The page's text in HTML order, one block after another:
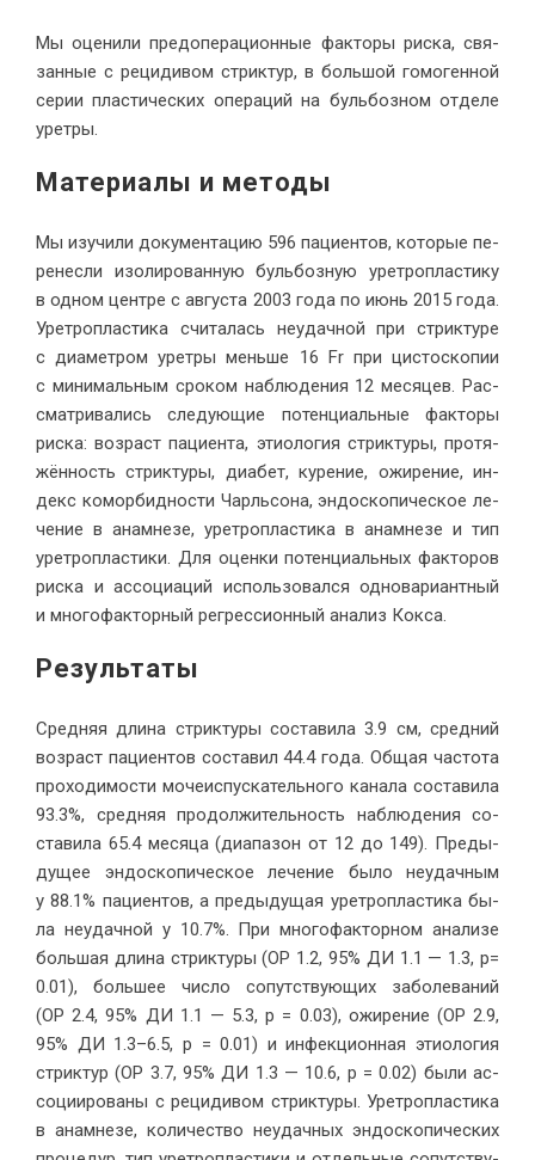
Мы оце­ни­ли пред­опе­ра­ци­он­ные фак­то­ры рис­ка, свя­
зан­ные с ре­ци­ди­вом стрик­тур, в боль­шой го­мо­ген­ной
се­рии пла­сти­че­ских опе­ра­ций на буль­боз­ном от­де­ле
уретры.
Ма­те­ри­а­лы и методы
Мы изу­чи­ли до­ку­мен­та­цию 596 па­ци­ен­тов, ко­то­рые пе­
ре­нес­ли изо­ли­ро­ван­ную буль­боз­ную урет­ро­пла­сти­ку
в од­ном цен­тре с ав­гу­ста 2003 го­да по июнь 2015 го­да.
Урет­ро­пла­сти­ка счи­та­лась неудач­ной при стрик­ту­ре
с диа­мет­ром урет­ры мень­ше 16 Fr при ци­сто­ско­пии
с ми­ни­маль­ным сро­ком на­блю­де­ния 12 ме­ся­цев. Рас­
смат­ри­ва­лись сле­ду­ю­щие по­тен­ци­аль­ные фак­то­ры
рис­ка: воз­раст па­ци­ен­та, этио­ло­гия стрик­ту­ры, про­тя­
жён­ность стрик­ту­ры, диа­бет, ку­ре­ние, ожи­ре­ние, ин­
декс ко­мор­бид­но­сти Чарль­со­на, эн­до­ско­пи­че­ское ле­
че­ние в ана­мне­зе, урет­ро­пла­сти­ка в ана­мне­зе и тип
урет­ро­пла­сти­ки. Для оцен­ки по­тен­ци­аль­ных фак­то­ров
рис­ка и ас­со­ци­а­ций ис­поль­зо­вал­ся од­но­ва­ри­ант­ный
и мно­го­фак­тор­ный ре­грес­си­он­ный ана­лиз Кокса.
Ре­зультаты
Сред­няя дли­на стрик­ту­ры со­ста­ви­ла 3.9 см, сред­ний
воз­раст па­ци­ен­тов со­ста­вил 44.4 го­да. Об­щая ча­сто­та
про­хо­ди­мо­сти мо­че­ис­пус­ка­тель­но­го ка­на­ла со­ста­ви­ла
93.3%, сред­няя про­дол­жи­тель­ность на­блю­де­ния со­
ста­ви­ла 65.4 ме­ся­ца (диа­па­зон от 12 до 149). Преды­
ду­щее эн­до­ско­пи­че­ское ле­че­ние бы­ло неудач­ным
у 88.1% па­ци­ен­тов, а преды­ду­щая урет­ро­пла­сти­ка бы­
ла неудач­ной у 10.7%. При мно­го­фак­тор­ном ана­ли­зе
боль­шая дли­на стрик­ту­ры (ОР 1.2, 95% ДИ 1.1 — 1.3, p=
0.01), боль­шее чис­ло со­пут­ству­ю­щих за­боле­ва­ний
(ОР 2.4, 95% ДИ 1.1 — 5.3, p = 0.03), ожи­ре­ние (ОР 2.9,
95% ДИ 1.3–6.5, p = 0.01) и ин­фек­ци­он­ная этио­ло­гия
стрик­тур (ОР 3.7, 95% ДИ 1.3 — 10.6, p = 0.02) бы­ли ас­
со­ци­и­ро­ва­ны с ре­ци­ди­вом стрик­ту­ры. Урет­ро­пла­сти­ка
в ана­мне­зе, ко­ли­че­ство неудач­ных эн­до­ско­пи­че­ских